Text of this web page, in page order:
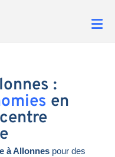
:
en
à Allonnes pour des